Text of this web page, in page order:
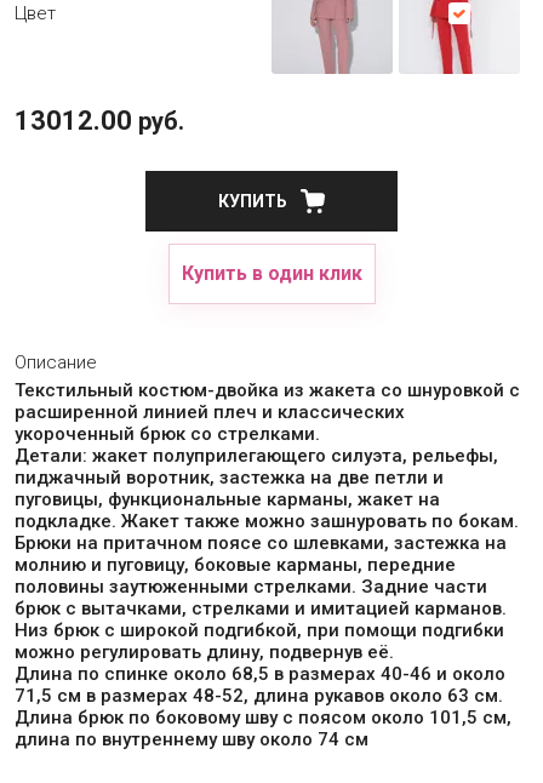
Цвет
13012.00 руб.
КУПИТЬ
Купить в один клик
Описание
Текстильный костюм-двойка из жакета со шнуровкой с
расширенной линией плеч и классических
укороченный брюк со стрелками.
Детали: жакет полуприлегающего силуэта, рельефы,
пиджачный воротник, застежка на две петли и
пуговицы, функциональные карманы, жакет на
подкладке. Жакет также можно зашнуровать по бокам.
Брюки на притачном поясе со шлевками, застежка на
молнию и пуговицу, боковые карманы, передние
половины заутюженными стрелками. Задние части
брюк с вытачками, стрелками и имитацией карманов.
Низ брюк с широкой подгибкой, при помощи подгибки
можно регулировать длину, подвернув её.
Длина по спинке около 68,5 в размерах 40-46 и около
71,5 см в размерах 48-52, длина рукавов около 63 см.
Длина брюк по боковому шву с поясом около 101,5 см,
длина по внутреннему шву около 74 см